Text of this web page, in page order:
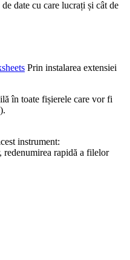
date cu care lucrați și cât de
Prin instalarea extensiei
în toate fișierele care vor fi
instrument:
redenumirea rapidă a filelor